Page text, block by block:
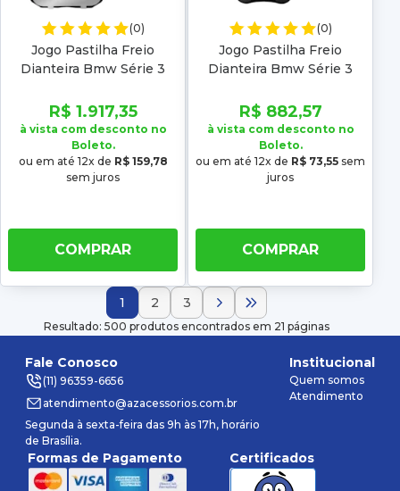
(0)
Jogo Pastilha Freio
Dianteira Bmw Série 3
12 13 14 Low metal
R$ 1.917,35
à vista com desconto no
Boleto.
ou em até 12x de R$ 159,78
sem juros
COMPRAR
(0)
Jogo Pastilha Freio
Dianteira Bmw Série 3
06 07 08 09 10 11 Low
metal
R$ 882,57
à vista com desconto no
Boleto.
ou em até 12x de R$ 73,55 sem
juros
COMPRAR
Resultado: 500 produtos encontrados em 21 páginas
1 2 3
Fale Conosco
(11) 96359-6656
atendimento@azacessorios.com.br
Segunda à sexta-feira das 9h às 17h, horário
de Brasília.
Institucional
Quem somos
Atendimento
Formas de Pagamento Certificados